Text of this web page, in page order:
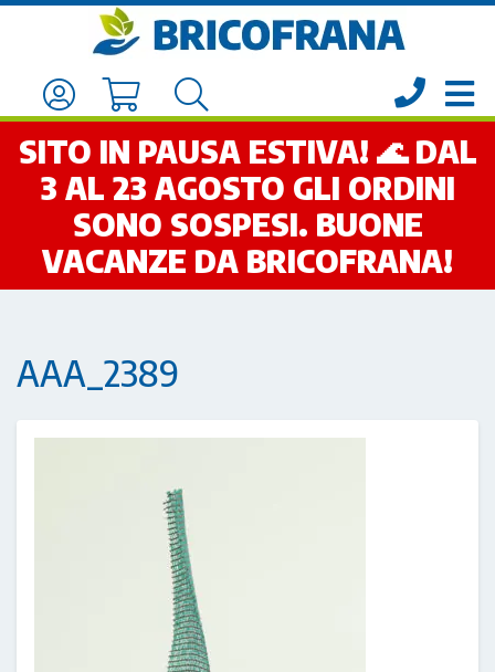
SITO IN PAUSA ESTIVA! 🌊 DAL
3 AL 23 AGOSTO GLI ORDINI
SONO SOSPESI. BUONE
VACANZE DA BRICOFRANA!
AAA_2389